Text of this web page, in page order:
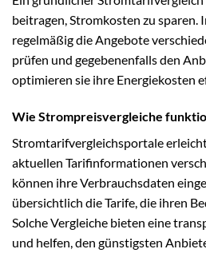
beitragen, Stromkosten zu sparen.
regelmäßig die Angebote
prüfen und gegebenenfalls den
optimieren sie ihre Energiekosten
Wie Strompreisvergleiche
Stromtarifvergleichsportale
aktuellen Tarifinformationen
können ihre Verbrauchsdaten
übersichtlich die Tarife, die ihren
Solche Vergleiche bieten eine
und helfen, den günstigsten